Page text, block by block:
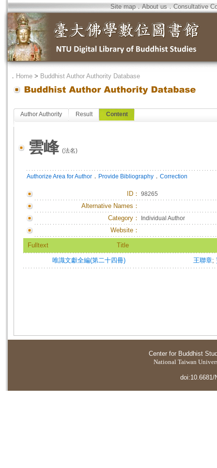
Site map．About us．Consultative
． Home > Buddhist Author Authority Database
Author Authority Result Content
雲峰 (法名)
Authorize Area for Author ． Provide Bibliography ． Correction
ID ： 98265
Alternative Names：
Category：
Individual Author
Website：
Fulltext Title
唯識文獻全編(第二十四冊) 王聯章;
Center for Buddhist
National Taiwan
doi:10.6681/